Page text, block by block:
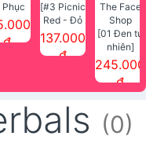
Phục
Tóc
đ
[#3 Picnic
Red - Đỏ
cam] Son
Face
Shop
137.000
đ
[01 Đen tự
nhiên]
Mascara
che phủ
nước lâu
trôi Quick
245.000
đ
(0)